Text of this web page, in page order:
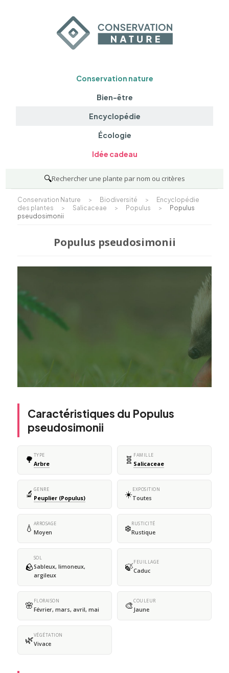
Conservation nature
Bien-être
Encyclopédie
Écologie
Idée cadeau
🔍Rechercher une plante par nom ou critères
Conservation Nature > Biodiversité >
Encyclopédie
des plantes
> Salicaceae > Populus >
Populus
pseudosimonii
Populus pseudosimonii
Caractéristiques du Populus
pseudosimonii
🌳 TYPE
Arbre 🧬 FAMILLE
Salicaceae
🔬 GENRE
Peuplier (Populus) ☀️EXPOSITION
Toutes
💧 ARROSAGE
Moyen ❄️RUSTICITÉ
Rustique
🪨
SOL
Sableux, limoneux,
argileux
🍃FEUILLAGE
Caduc
🌸 FLORAISON
Février, mars, avril, mai 🎨COULEUR
Jaune
🌿VÉGÉTATION
Vivace